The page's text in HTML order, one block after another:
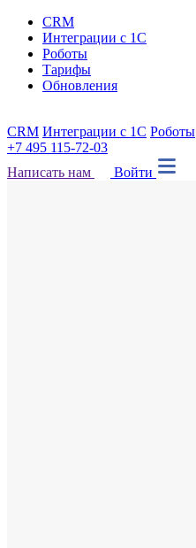
CRM
Интеграции с 1С
Роботы
Тарифы
Обновления
CRM Интеграции с 1С Роботы
+7 495 115-72-03
Написать нам
Войти